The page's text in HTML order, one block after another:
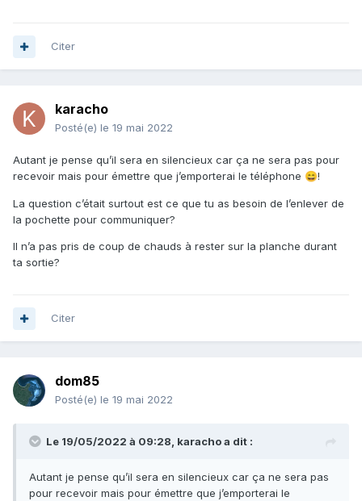
Citer
karacho
Posté(e) le 19 mai 2022
Autant je pense qu’il sera en silencieux car ça ne sera pas pour
recevoir mais pour émettre que j’emporterai le téléphone 😄!
La question c’était surtout est ce que tu as besoin de l’enlever de
la pochette pour communiquer?
Il n’a pas pris de coup de chauds à rester sur la planche durant
ta sortie?
Citer
dom85
Posté(e) le 19 mai 2022
Le 19/05/2022 à 09:28, karachoa dit :
Autant je pense qu’il sera en silencieux car ça ne sera pas
pour recevoir mais pour émettre que j’emporterai le